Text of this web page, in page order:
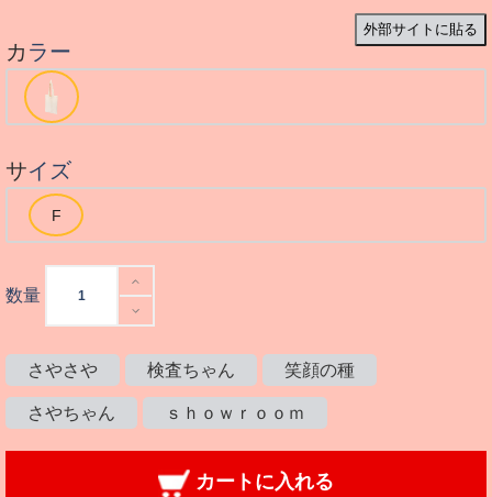
外部サイトに貼る
カラー
サイズ
数量
さやさや 検査ちゃん 笑顔の種
さやちゃん ｓｈｏｗｒｏｏｍ
カートに入れる